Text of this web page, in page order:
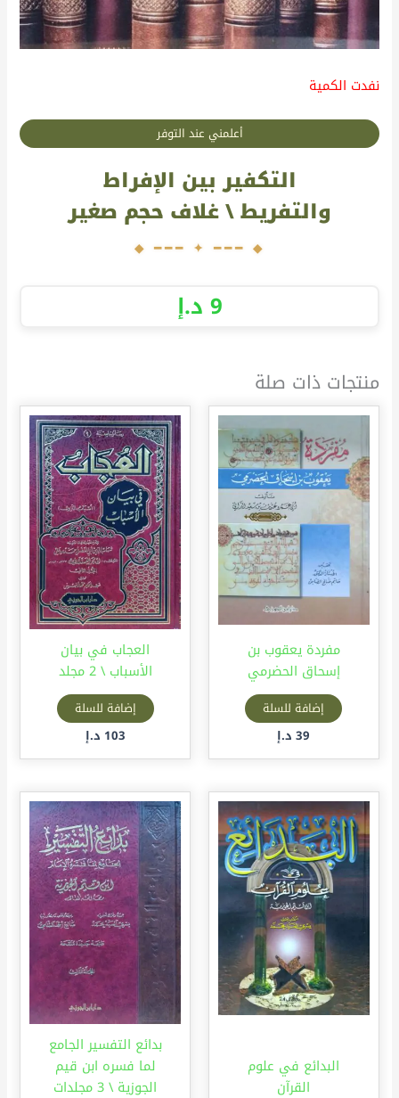
التكفير بين الإفراط
والتفريط \ غلاف حجم صغير
نفدت الكمية
أعلمني عند التوفر
9د.إ
منتجات ذات صلة
مفردة يعقوب بن
إسحاق الحضرمي
إضافة للسلة
39 د.إ
العجاب في بيان
الأسباب \ 2 مجلد
إضافة للسلة
103 د.إ
البدائع في علوم
القرآن
بدائع التفسير الجامع
لما فسره ابن قيم
الجوزية \ 3 مجلدات